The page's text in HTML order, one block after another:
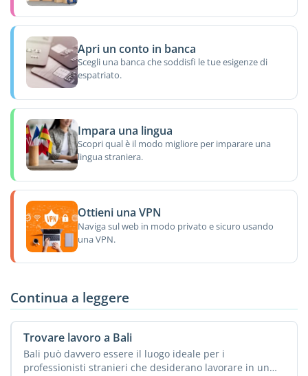
Apri un conto in banca
Scegli una banca che soddisfi le tue esigenze di
espatriato.
Impara una lingua
Scopri qual è il modo migliore per imparare una
lingua straniera.
Ottieni una VPN
Naviga sul web in modo privato e sicuro usando
una VPN.
Continua a leggere
Trovare lavoro a Bali
Bali può davvero essere il luogo ideale per i
professionisti stranieri che desiderano lavorare in un